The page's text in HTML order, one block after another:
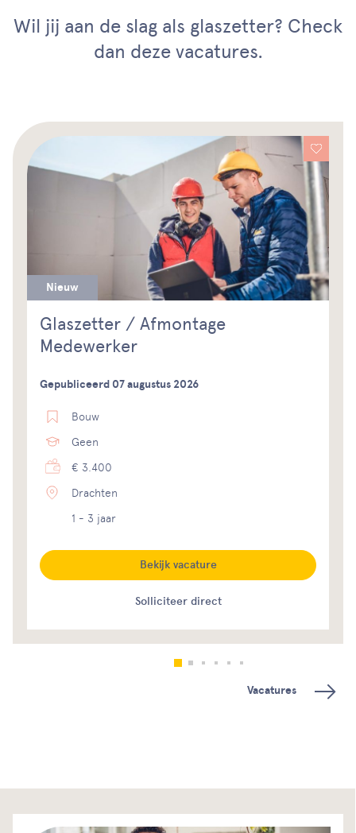
Wil jij aan de slag als glaszetter? Check
dan deze vacatures.
Nieuw
Glaszetter / Afmontage
Medewerker
Gepubliceerd 07 augustus 2026
Bouw
Geen
€ 3.400
Drachten
1 - 3 jaar
Solliciteer direct
Bekijk vacature
Vacatures